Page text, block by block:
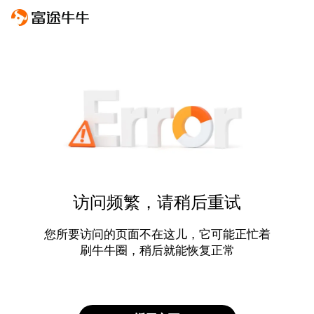
访问频繁，请稍后重试
您所要访问的页面不在这儿，它可能正忙着
刷牛牛圈，稍后就能恢复正常